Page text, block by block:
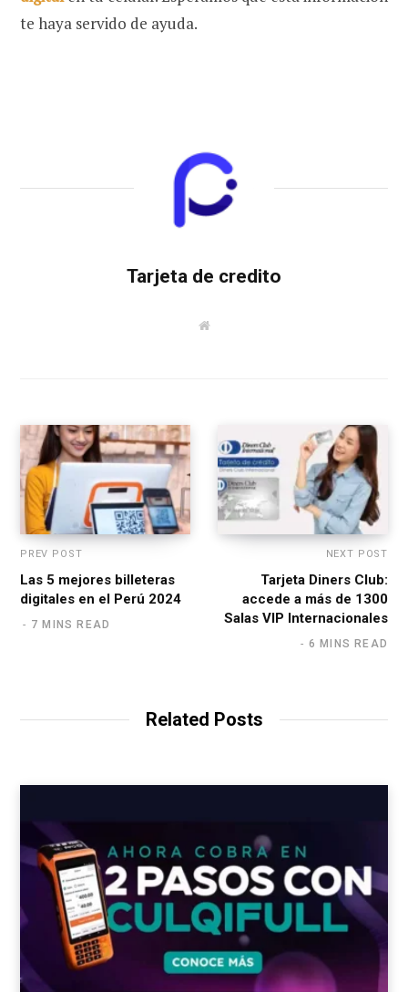
te haya servido de ayuda.
Tarjeta de credito
W
PREV POST
Las 5 mejores billeteras
digitales en el Perú 2024
7 MINS READ
NEXT POST
Tarjeta Diners Club:
accede a más de 1300
Salas VIP Internacionales
6 MINS READ
Related Posts